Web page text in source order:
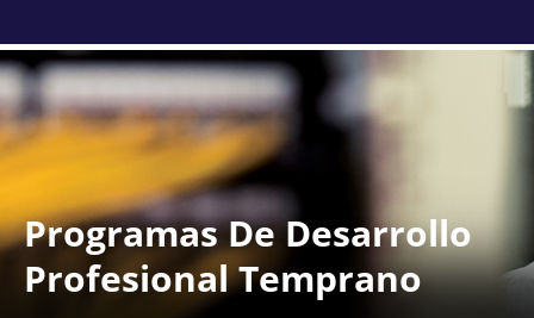
Programas De Desarrollo
Profesional Temprano